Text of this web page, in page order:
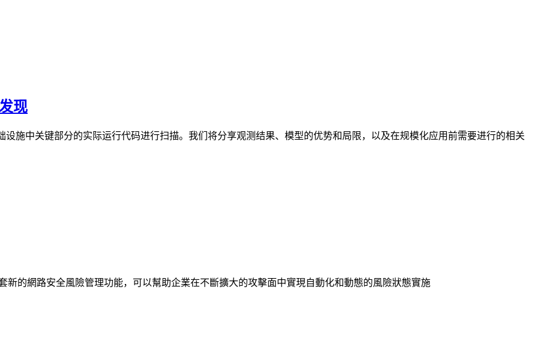
现
施中关键部分的实际运行代码进行扫描。我们将分享观测结果、模型的优势和局限，以及在规模化应用前需要进行的相关
新的網路安全風險管理功能，可以幫助企業在不斷擴大的攻擊面中實現自動化和動態的風險狀態實施